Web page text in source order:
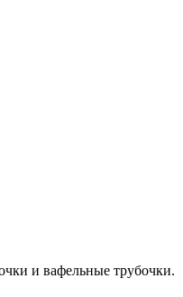
и вафельные трубочки.